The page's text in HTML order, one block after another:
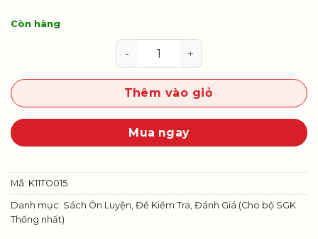
Còn hàng
Luyện tập kiểm tra, đánh giá
Thêm vào giỏ
Mua ngay
Mã: K11TO015
Danh mục: Sách Ôn Luyện, Đề Kiểm Tra, Đánh Giá (Cho bộ SGK
Thống nhất)